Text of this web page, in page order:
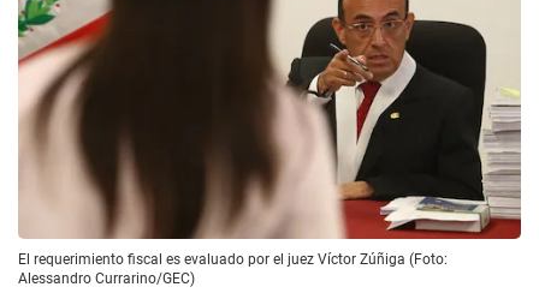
El requerimiento fiscal es evaluado por el juez Víctor Zúñiga (Foto:
Alessandro Currarino/GEC)